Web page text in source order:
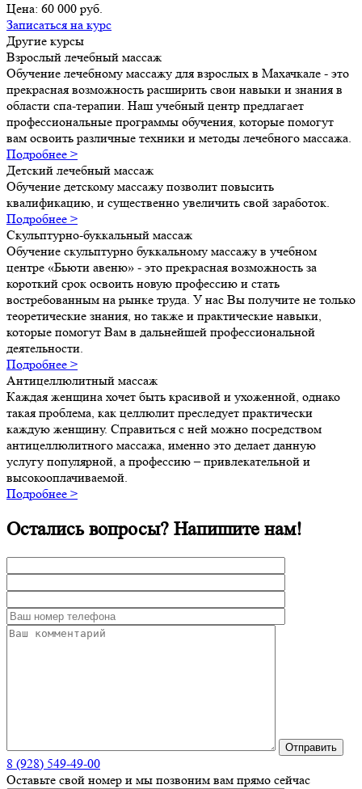
Цена: 60 000 руб.
Записаться на курс
Другие курсы
Взрослый лечебный массаж
Обучение лечебному массажу для взрослых в Махачкале - это
прекрасная возможность расширить свои навыки и знания в
области спа-терапии. Наш учебный центр предлагает
профессиональные программы обучения, которые помогут
вам освоить различные техники и методы лечебного массажа.
Подробнее >
Детский лечебный массаж
Обучение детскому массажу позволит повысить
квалификацию, и существенно увеличить свой заработок.
Подробнее >
Скульптурно-буккальный массаж
Обучение скульптурно буккальному массажу в учебном
центре «Бьюти авеню» - это прекрасная возможность за
короткий срок освоить новую профессию и стать
востребованным на рынке труда. У нас Вы получите не только
теоретические знания, но также и практические навыки,
которые помогут Вам в дальнейшей профессиональной
деятельности.
Подробнее >
Антицеллюлитный массаж
Каждая женщина хочет быть красивой и ухоженной, однако
такая проблема, как целлюлит преследует практически
каждую женщину. Справиться с ней можно посредством
антицеллюлитного массажа, именно это делает данную
услугу популярной, а профессию – привлекательной и
высокооплачиваемой.
Подробнее >
Остались вопросы? Напишите нам!
8 (928) 549-49-00
Оставьте свой номер и мы позвоним вам прямо сейчас